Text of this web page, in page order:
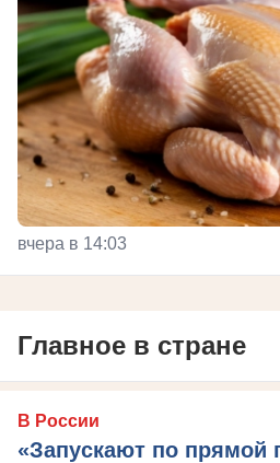
вчера в 14:03
Главное в стране
В России
«Запускают по прямой